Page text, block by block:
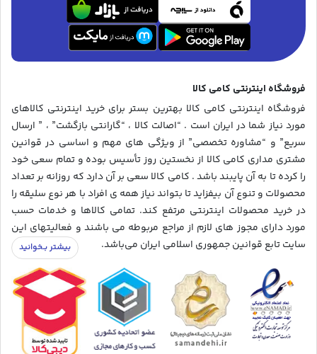
فروشگاه اینترنتی کامی کالا
فروشگاه اینترنتی کامی کالا بهترین بستر برای خرید اینترنتی کالاهای
مورد نیاز شما در ایران است . “اصالت کالا ، “گارانتی بازگشت” ، ” ارسال
سریع” و “مشاوره تخصصی” از ویژگی های مهم و اساسی در قوانین
مشتری مداری کامی کالا از نخستین روز تأسیس بوده و تمام سعی خود
را کرده تا به آن پایبند باشد . کامی کالا سعی بر آن دارد که روزانه بر تعداد
محصولات و تنوع آن بیفزاید تا بتواند نیاز همه ی افراد با هر نوع سلیقه را
در خرید محصولات اینترنتی مرتفع کند. تمامی کالاها و خدمات حسب
مورد دارای مجوز های لازم از مراجع مربوطه می باشند و فعالیتهای این
سایت تابع قوانین جمهوری اسلامی ایران می‌باشد.